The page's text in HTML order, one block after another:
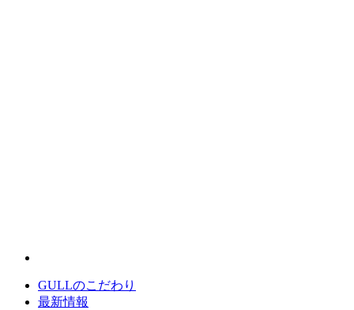
GULLのこだわり
最新情報